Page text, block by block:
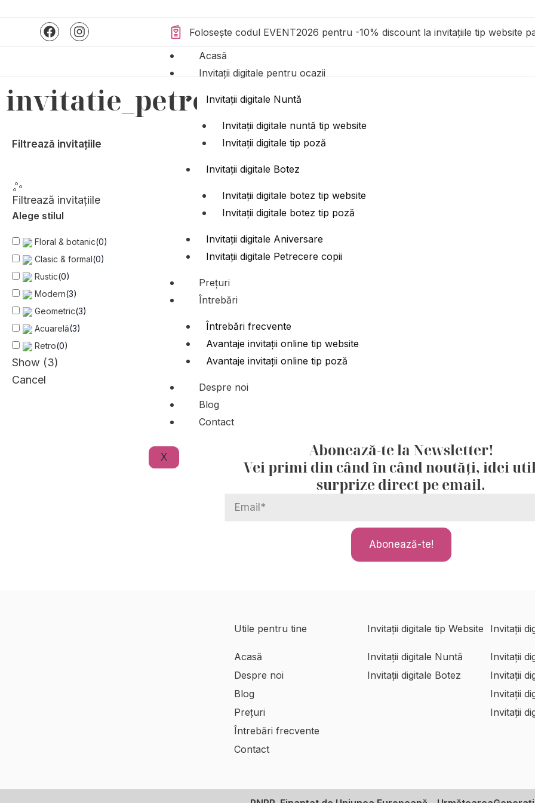
F
a
o
o
k
I
n
r
a
Folosește codul EVENT2026 pentru -10% discount la invitațiile tip website
Acasă
Invitații digitale pentru ocazii
Invitații digitale Nuntă
Invitații digitale nuntă tip website
Invitații digitale tip poză
Invitații digitale Botez
Invitații digitale botez tip website
Invitații digitale botez tip poză
Invitații digitale Aniversare
Invitații digitale Petrecere copii
Prețuri
Întrebări
Întrebări frecvente
Avantaje invitații online tip website
Avantaje invitații online tip poză
Despre noi
Blog
Contact
X
invitatie_petrecere_copii
Filtrează invitațiile
Filtrează invitațiile
Alege stilul
Floral & botanic(0)
Clasic & formal(0)
Rustic(0)
Modern(3)
Geometric(3)
Acuarelă(3)
Retro(0)
Show (3)
Cancel
Abonează-te la Newsletter!
Vei primi din când în când noutăți, idei
surprize direct pe email.
Abonează-te!
Utile pentru tine
Acasă
Despre noi
Blog
Prețuri
Întrebări frecvente
Contact
Invitații digitale tip Website
Invitații digitale Nuntă
Invitații digitale Botez
Invitații
Invitații
Invitații
Invitații
Invitații